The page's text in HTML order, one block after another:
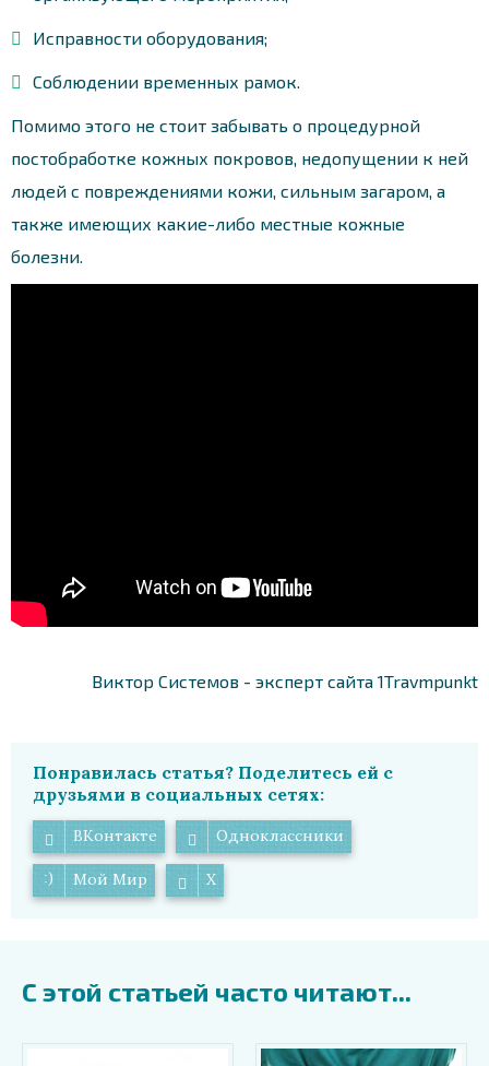
Исправности оборудования;
Соблюдении временных рамок.
Помимо этого не стоит забывать о процедурной
постобработке кожных покровов, недопущении к ней
людей с повреждениями кожи, сильным загаром, а
также имеющих какие-либо местные кожные
болезни.
Виктор Системов - эксперт сайта 1Travmpunkt
Понравилась статья? Поделитесь ей с
друзьями в социальных сетях:
ВКонтакте Одноклассники
Мой Мир X
С этой статьей часто читают...